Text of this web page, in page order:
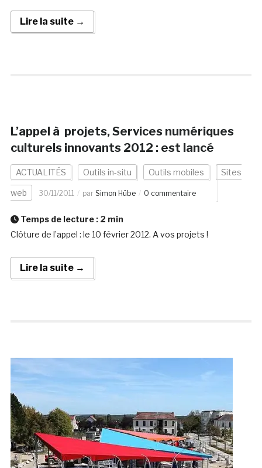
Lire la suite →
L’appel à projets, Services numériques
culturels innovants 2012 : est lancé
ACTUALITÉS Outils in-situ Outils mobiles Sites
web 30/11/2011 par Simon Hübe 0 commentaire
Temps de lecture : 2 min
Clôture de l’appel : le 10 février 2012. A vos projets !
Lire la suite →